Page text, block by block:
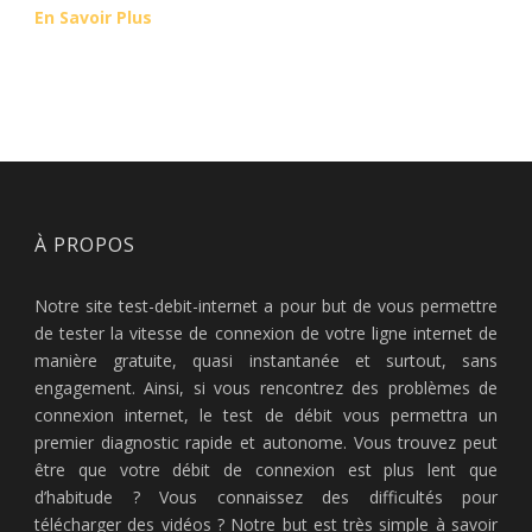
En Savoir Plus
À PROPOS
Notre site test-debit-internet a pour but de vous permettre
de tester la vitesse de connexion de votre ligne internet de
manière gratuite, quasi instantanée et surtout, sans
engagement. Ainsi, si vous rencontrez des problèmes de
connexion internet, le test de débit vous permettra un
premier diagnostic rapide et autonome. Vous trouvez peut
être que votre débit de connexion est plus lent que
d’habitude ? Vous connaissez des difficultés pour
télécharger des vidéos ? Notre but est très simple à savoir